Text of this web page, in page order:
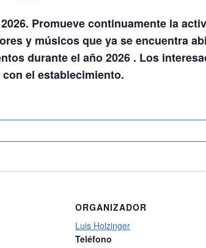
Promueve continuamente la
y músicos que ya se encuentra
durante el año 2026 . Los
el establecimiento.
ORGANIZADOR
Luis Holzinger
Teléfono